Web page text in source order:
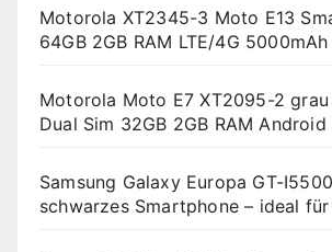
Motorola XT2345-3 Moto E13
64GB 2GB RAM LTE/4G
Motorola Moto E7 XT2095-2
Dual Sim 32GB 2GB RAM
Samsung Galaxy Europa GT-
schwarzes Smartphone – ideal